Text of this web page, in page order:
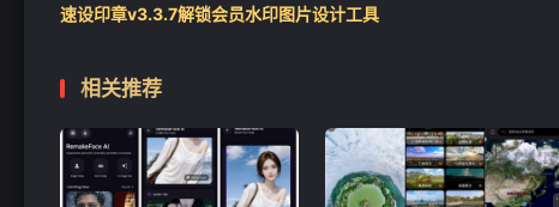
速设印章v3.3.7解锁会员水印图片设计工具
相关推荐